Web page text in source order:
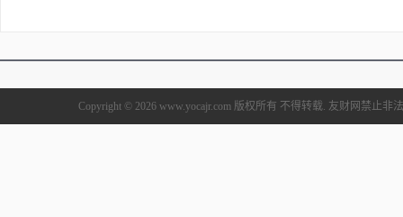
Copyright © 2026 www.yocajr.com 版权所有 不得转载. 友财网禁止非